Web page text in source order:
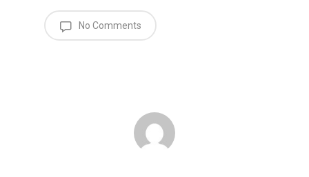
No Comments